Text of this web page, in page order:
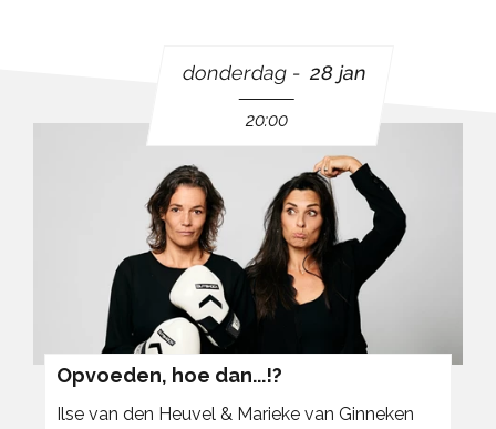
donderdag 28 jan
20:00
Opvoeden, hoe dan...!?
Ilse van den Heuvel & Marieke van Ginneken